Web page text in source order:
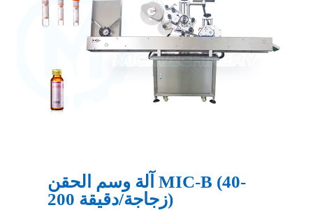
آلة وسم الحقن MIC-B (40-
200 زجاجة/دقيقة)